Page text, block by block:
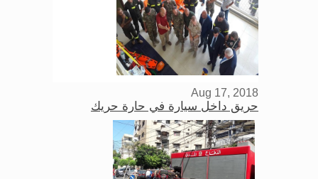
Aug 17, 2018
حريق داخل سيارة في حارة حريك